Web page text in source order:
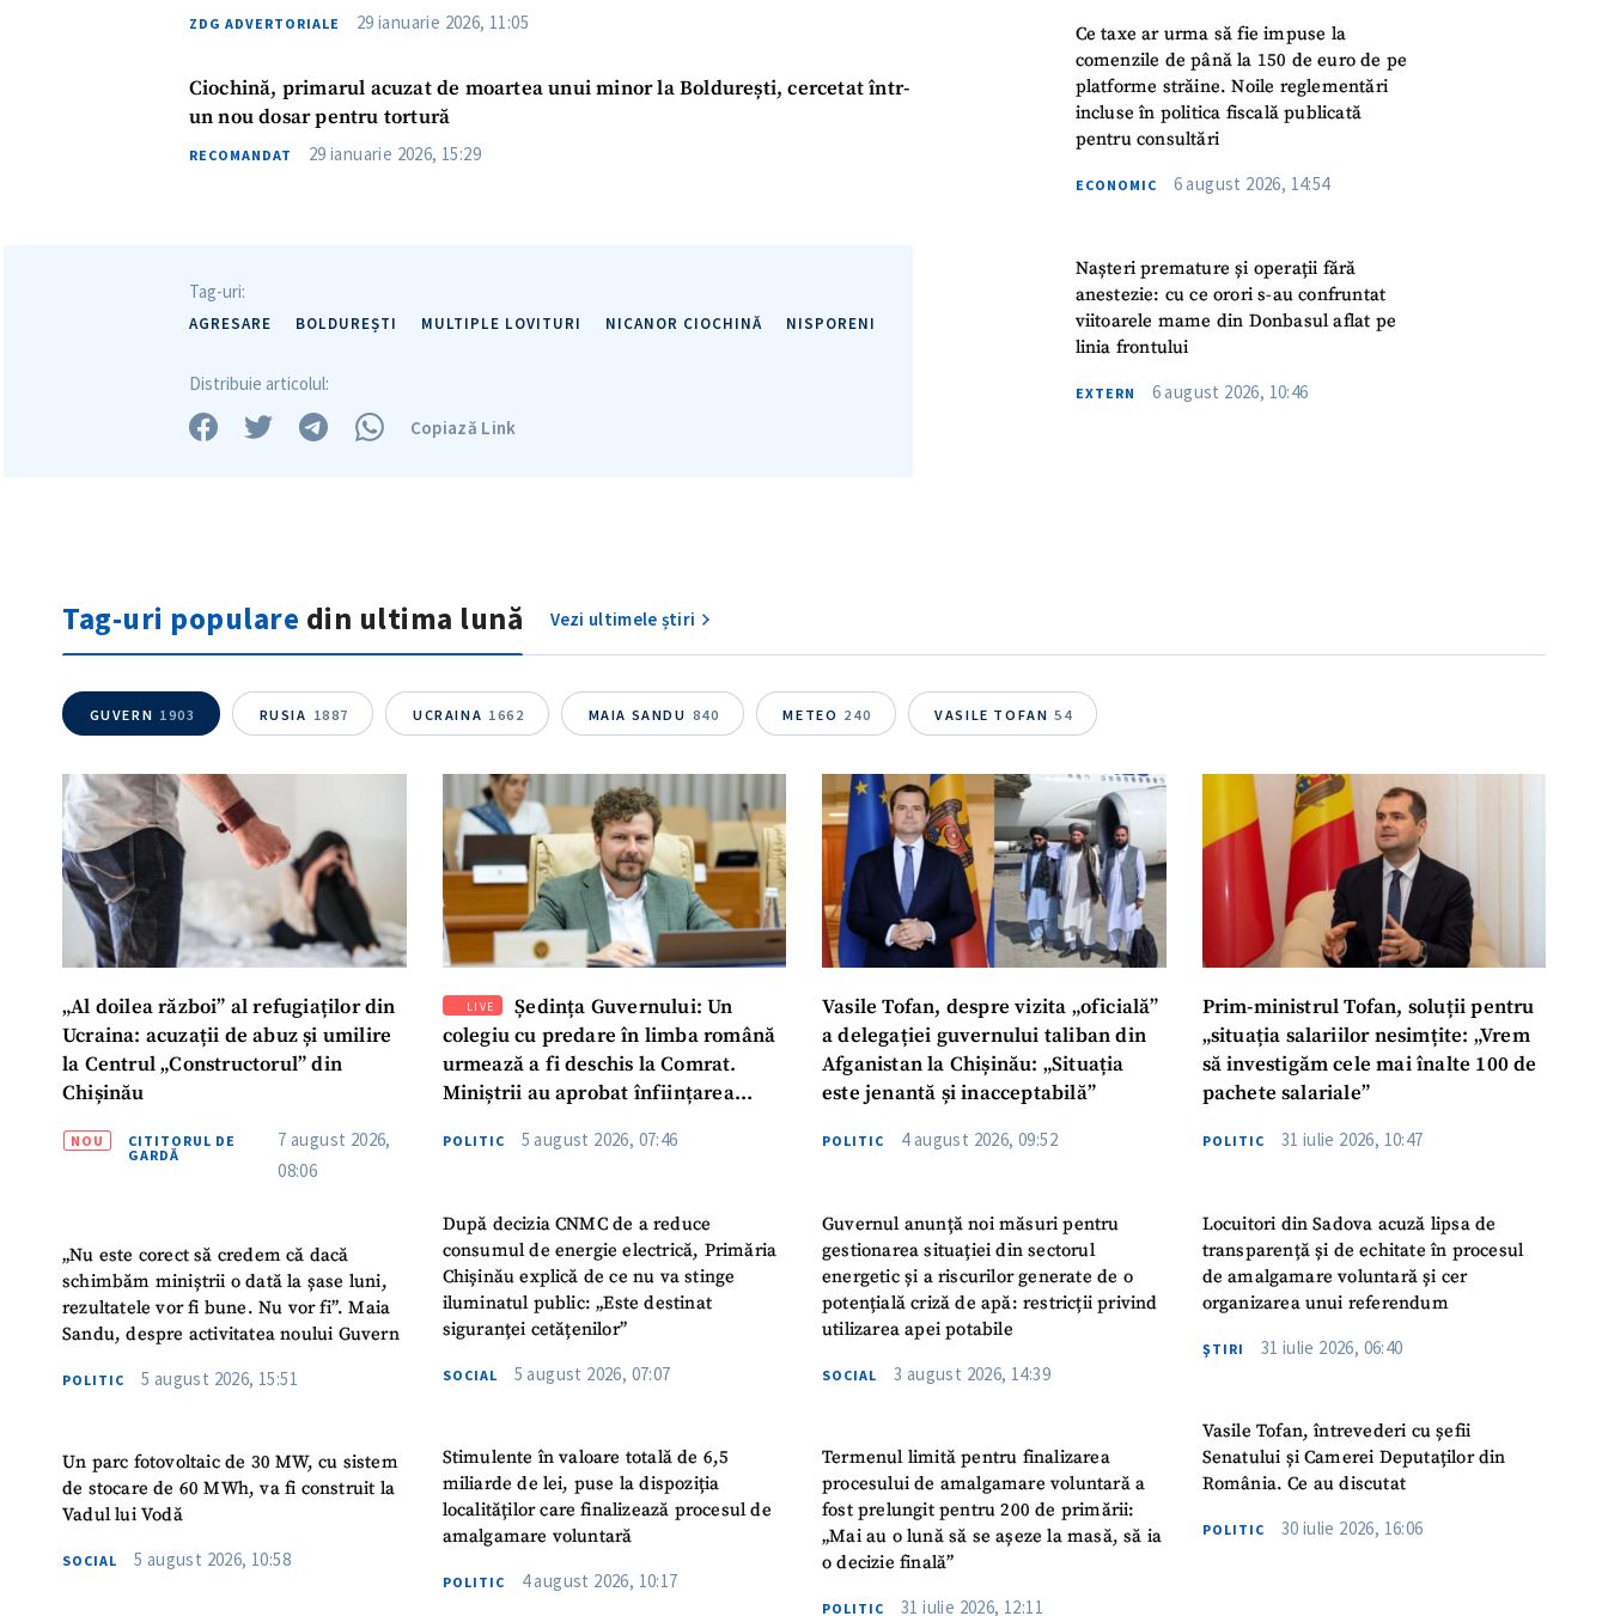
ZDG ADVERTORIALE 29 ianuarie 2026, 11:05
Ciochină, primarul acuzat de moartea unui minor la Boldurești, cercetat într-
un nou dosar pentru tortură
RECOMANDAT 29 ianuarie 2026, 15:29
Tag-uri:
AGRESARE BOLDUREȘTI MULTIPLE LOVITURI NICANOR CIOCHINĂ NISPORENI
Distribuie articolul:
Copiază Link
Ce taxe ar urma să fie impuse la
comenzile de până la 150 de euro de pe
platforme străine. Noile reglementări
incluse în politica fiscală publicată
pentru consultări
ECONOMIC 6 august 2026, 14:54
Nașteri premature și operații fără
anestezie: cu ce orori s-au confruntat
viitoarele mame din Donbasul aflat pe
linia frontului
EXTERN 6 august 2026, 10:46
Tag-uri populare din ultima lună Vezi ultimele știri
GUVERN 1903 RUSIA 1887 UCRAINA 1662 MAIA SANDU 840 METEO 240 VASILE TOFAN 54
„Al doilea război” al refugiaților din
Ucraina: acuzații de abuz și umilire
la Centrul „Constructorul” din
Chișinău
NOU
CITITORUL DE
GARDĂ
7 august 2026,
08:06
„Nu este corect să credem că dacă
schimbăm miniștrii o dată la șase luni,
rezultatele vor fi bune. Nu vor fi”. Maia
Sandu, despre activitatea noului Guvern
POLITIC 5 august 2026, 15:51
Un parc fotovoltaic de 30 MW, cu sistem
de stocare de 60 MWh, va fi construit la
Vadul lui Vodă
SOCIAL 5 august 2026, 10:58
LIVE
Ședința Guvernului: Un
colegiu cu predare în limba română
urmează a fi deschis la Comrat.
Miniștrii au aprobat înființarea
Turc „Recep Tayyip Erdogan”
POLITIC 5 august 2026, 07:46
După decizia CNMC de a reduce
consumul de energie electrică, Primăria
Chișinău explică de ce nu va stinge
iluminatul public: „Este destinat
siguranței cetățenilor”
SOCIAL 5 august 2026, 07:07
Stimulente în valoare totală de 6,5
miliarde de lei, puse la dispoziția
localităților care finalizează procesul de
amalgamare voluntară
POLITIC 4 august 2026, 10:17
Vasile Tofan, despre vizita „oficială”
a delegației guvernului taliban din
Afganistan la Chișinău: „Situația
este jenantă și inacceptabilă”
POLITIC 4 august 2026, 09:52
Guvernul anunță noi măsuri pentru
gestionarea situației din sectorul
energetic și a riscurilor generate de o
potențială criză de apă: restricții privind
utilizarea apei potabile
SOCIAL 3 august 2026, 14:39
Termenul limită pentru finalizarea
procesului de amalgamare voluntară a
fost prelungit pentru 200 de primării:
„Mai au o lună să se așeze la masă, să ia
o decizie finală”
POLITIC 31 iulie 2026, 12:11
Prim-ministrul Tofan, soluții pentru
„situația salariilor nesimțite: „Vrem
să investigăm cele mai înalte 100 de
pachete salariale”
POLITIC 31 iulie 2026, 10:47
Locuitori din Sadova acuză lipsa de
transparență și de echitate în procesul
de amalgamare voluntară și cer
organizarea unui referendum
ŞTIRI 31 iulie 2026, 06:40
Vasile Tofan, întrevederi cu șefii
Senatului și Camerei Deputaților din
România. Ce au discutat
POLITIC 30 iulie 2026, 16:06
Mesajul știrei
+ Telefon personal
Am citit și sunt de acord cupolitica de